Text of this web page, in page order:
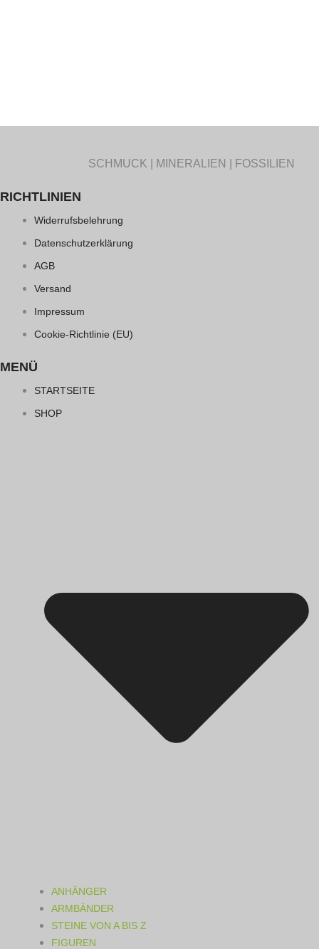
SCHMUCK | MINERALIEN | FOSSILIEN
RICHTLINIEN
Widerrufsbelehrung
Datenschutzerklärung
AGB
Versand
Impressum
Cookie-Richtlinie (EU)
MENÜ
STARTSEITE
SHOP
ANHÄNGER
ARMBÄNDER
STEINE VON A BIS Z
FIGUREN